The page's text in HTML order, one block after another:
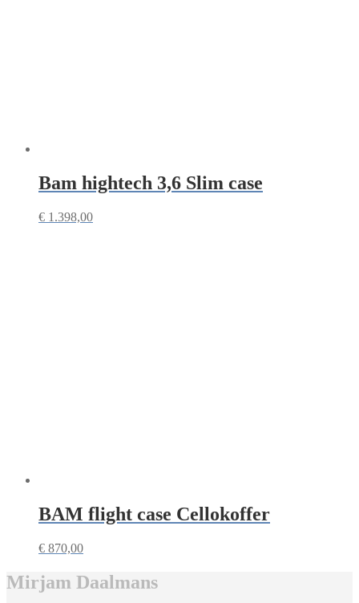
Bam hightech 3,6 Slim case
€ 1.398,00
BAM flight case Cellokoffer
€ 870,00
Mirjam Daalmans